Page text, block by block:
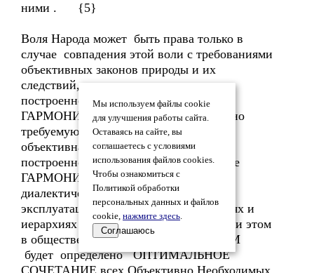
ними . {5}
Воля Народа может быть права только в
случае совпадения этой воли с требованиями
объективных законов природы и их
следствий, которые и определяют при
построенной общественной системе -
ГАРМОНИЗМ (при С2=С3), объективно
требуемую ДЕМОКРАТИЮ, которая
объективна, так как соответствует,
построенному в общественной системе
ГАРМОНИЗМ, Оптимальному
диалектическому противоречию (при
эксплуатации = НУЛЮ) на всех уровнях и
иерархиях общественной системы, при этом
в общественной системе ГАРМОНИЗМ
будет определено ОПТИМАЛЬНОЕ
СОЧЕТАНИЕ всех Объективно Необходимых
Мы используем файлы cookie
для улучшения работы сайта.
Оставаясь на сайте, вы
соглашаетесь с условиями
использования файлов cookies.
Чтобы ознакомиться с
Политикой обработки
персональных данных и файлов
cookie, нажмите здесь.
Соглашаюсь